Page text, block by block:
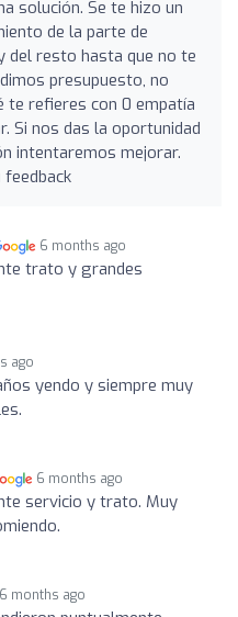
solución. Se te hizo un
de la parte de
del resto hasta que no te
presupuesto, no
te refieres con 0 empatía
Si nos das la oportunidad
intentaremos mejorar.
6 months ago
trato y grandes
ago
yendo y siempre muy
6 months ago
servicio y trato. Muy
6 months ago